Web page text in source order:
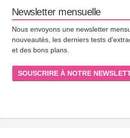
Newsletter mensuelle
Nous envoyons une newsletter
nouveautés, les derniers tests
et des bons plans.
SOUSCRIRE À NOTRE